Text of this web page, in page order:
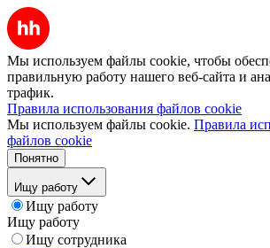
Мы используем файлы cookie, чтобы
правильную работу нашего веб-сайта и
трафик.
Правила использования файлов cookie
Мы используем файлы cookie. Правила
файлов cookie
Понятно
Ищу работу
Ищу работу
Ищу работу
Ищу сотрудника